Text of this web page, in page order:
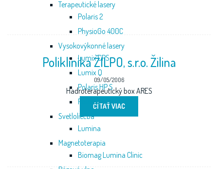
Terapeutické lasery
Polaris 2
PhysioGo 400C
Vysokovýkonné lasery
Lumix CPS
Lumix Q
Polaris HP S
Polaris HP M
Svetloliečba
Lumina
Magnetoterapia
Biomag Lumina Clinic
Poliklinika ŽILPO, s.r.o. Žilina
09/05/2006
Hadroterapeutický box ARES
ČÍTAŤ VIAC